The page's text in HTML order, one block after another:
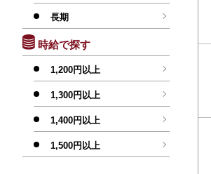
長期
時給で探す
1,200円以上
1,300円以上
1,400円以上
1,500円以上